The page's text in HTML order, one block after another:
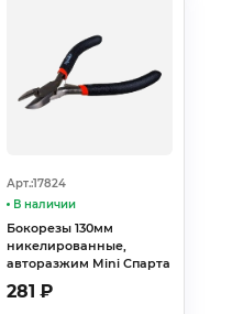
Арт.:17824
В наличии
Бокорезы 130мм
никелированные,
авторазжим Mini Спарта
281 ₽